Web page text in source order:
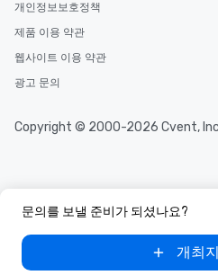
문의를 보낼 준비가 되셨나요?
개최
개인정보보호정책
제품 이용 약관
웹사이트 이용 약관
광고 문의
Copyright © 2000-2026 Cvent,